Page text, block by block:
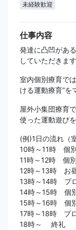
未経験歓迎
仕事内容
発達に凸凹があ
していただきます
室内個別療育で
ける運動療育”を
屋外小集団療育
使った運動遊び
(例)1日の流れ（
10時～11時 個
11時～12時 個
12時～13時 お
13時～14時 プ
14時～15時 個
15時～16時 個
17時～18時 プ
18時～ 終礼